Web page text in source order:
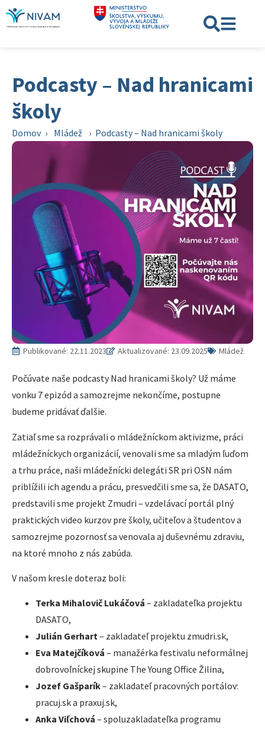
Podcasty – Nad hranicami
školy
Domov › Mládež › Podcasty – Nad hranicami školy
Publikované: 22.11.2023 Aktualizované: 23.09.2025 Mládež
Počúvate naše podcasty Nad hranicami školy? Už máme
vonku 7 epizód a samozrejme nekončíme, postupne
budeme pridávať ďalšie.
Zatiaľ sme sa rozprávali o mládežníckom aktivizme, práci
mládežníckych organizácií, venovali sme sa mladým ľuďom
a trhu práce, naši mládežnícki delegáti SR pri OSN nám
priblížili ich agendu a prácu, presvedčili sme sa, že DASATO,
predstavili sme projekt Zmudri – vzdelávací portál plný
praktických video kurzov pre školy, učiteľov a študentov a
samozrejme pozornosť sa venovala aj duševnému zdraviu,
na ktoré mnoho z nás zabúda.
V našom kresle doteraz boli:
Terka Mihalovič Lukáčová – zakladateľka projektu
DASATO,
Julián Gerhart– zakladateľ projektu zmudri.sk,
Eva Matejčíková – manažérka festivalu neformálnej
dobrovoľníckej skupine The Young Office Žilina,
Jozef Gašparík– zakladateľ pracovných portálov:
pracuj.sk a praxuj.sk,
Anka Viľchová – spoluzakladateľka programu